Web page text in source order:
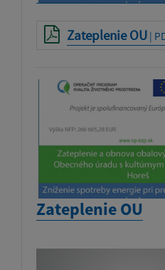
Zateplenie OU|
Zateplenie OU